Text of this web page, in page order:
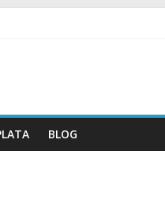
BLOG